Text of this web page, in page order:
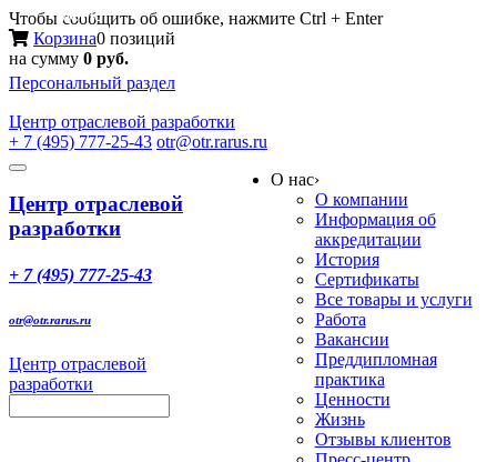
Чтобы сообщить об ошибке, нажмите Ctrl + Enter
Корзина0 позиций
на сумму 0 руб.
Персональный раздел
Центр отраслевой разработки
+ 7 (495) 777-25-43 otr@otr.rarus.ru
Toggle
Меню
Центр отраслевой
разработки
+ 7 (495) 777-25-43
otr@otr.rarus.ru
Центр отраслевой
разработки
О нас›
О компании
Информация об
аккредитации
История
Сертификаты
Все товары и услуги
Работа
Вакансии
Преддипломная
практика
Ценности
Жизнь
Отзывы клиентов